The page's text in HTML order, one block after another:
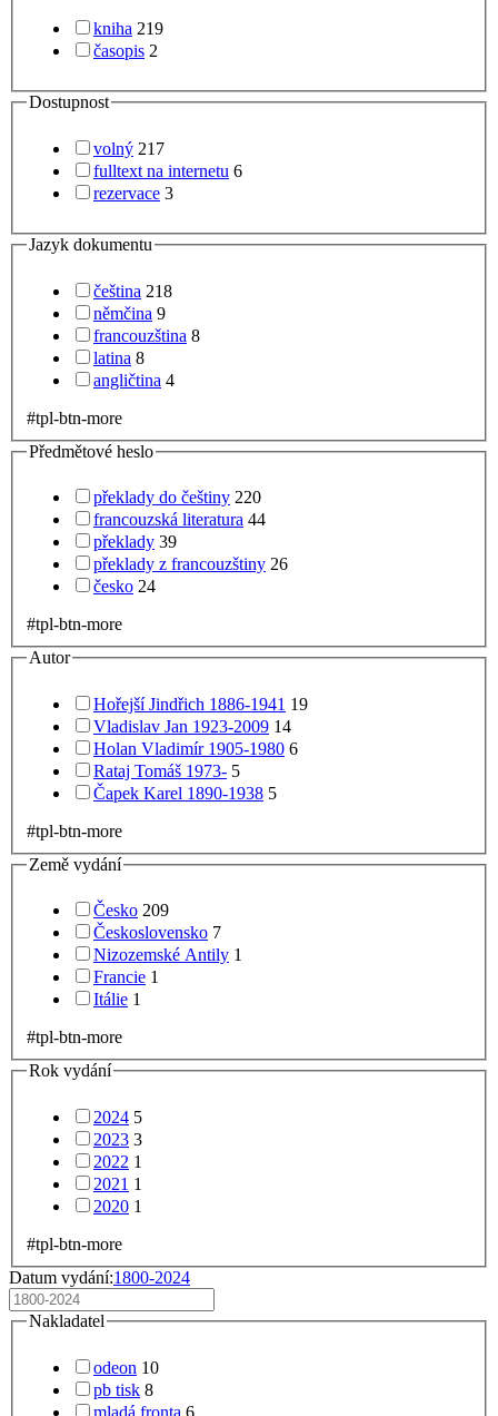
kniha 219
časopis 2
Dostupnost
volný 217
fulltext na internetu 6
rezervace 3
Jazyk dokumentu
čeština 218
němčina 9
francouzština 8
latina 8
angličtina 4
#tpl-btn-more
Předmětové heslo
překlady do češtiny 220
francouzská literatura 44
překlady 39
překlady z francouzštiny 26
česko 24
#tpl-btn-more
Autor
Hořejší Jindřich 1886-1941 19
Vladislav Jan 1923-2009 14
Holan Vladimír 1905-1980 6
Rataj Tomáš 1973- 5
Čapek Karel 1890-1938 5
#tpl-btn-more
Země vydání
Česko 209
Československo 7
Nizozemské Antily 1
Francie 1
Itálie 1
#tpl-btn-more
Rok vydání
2024 5
2023 3
2022 1
2021 1
2020 1
#tpl-btn-more
Datum vydání:1800-2024
Nakladatel
odeon 10
pb tisk 8
mladá fronta 6